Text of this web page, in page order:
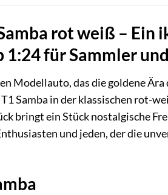
rot weiß – Ein
für Sammler
Modellauto, das die goldene
Samba in der klassischen rot-
bringt ein Stück nostalgische
und jeden, der die